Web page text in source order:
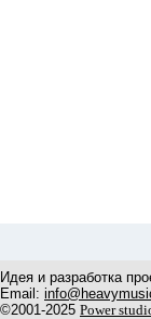
Идея и разработка
Email:
©2001-2025 Power